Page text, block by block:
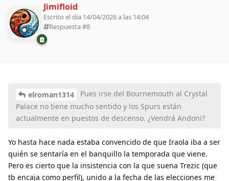
Jimifloid
Escrito el día 14/04/2026 a las 14:04
Respuesta #8
elroman1314
Pues irse del Bournemouth al Crystal
Palace no tiene mucho sentido y los Spurs están
actualmente en puestos de descenso. ¿Vendrá Andoni?
Yo hasta hace nada estaba convencido de que Iraola iba a ser
quién se sentaría en el banquillo la temporada que viene.
Pero es cierto que la insistencia con la que suena Trezic (que
tb encaja como perfil), unido a la fecha de las elecciones me